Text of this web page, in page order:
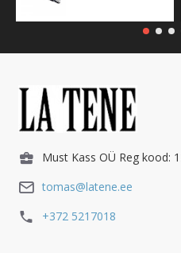
Must Kass OÜ Reg kood:
tomas@latene.ee
+372 5217018